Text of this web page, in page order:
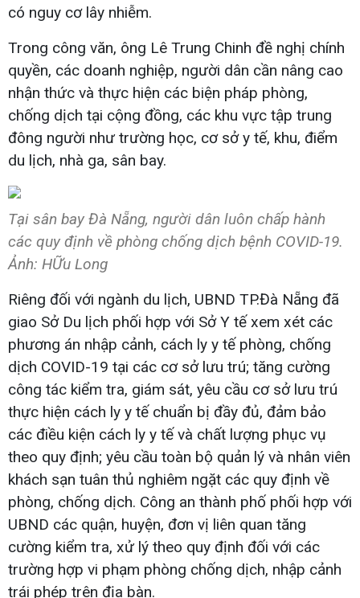
có nguy cơ lây nhiễm.
Trong công văn, ông Lê Trung Chinh đề nghị chính
quyền, các doanh nghiệp, người dân cần nâng cao
nhận thức và thực hiện các biện pháp phòng,
chống dịch tại cộng đồng, các khu vực tập trung
đông người như trường học, cơ sở y tế, khu, điểm
du lịch, nhà ga, sân bay.
Tại sân bay Đà Nẵng, người dân luôn chấp hành
các quy định về phòng chống dịch bệnh COVID-19.
Ảnh: HỮu Long
Riêng đối với ngành du lịch, UBND TP.Đà Nẵng đã
giao Sở Du lịch phối hợp với Sở Y tế xem xét các
phương án nhập cảnh, cách ly y tế phòng, chống
dịch COVID-19 tại các cơ sở lưu trú; tăng cường
công tác kiểm tra, giám sát, yêu cầu cơ sở lưu trú
thực hiện cách ly y tế chuẩn bị đầy đủ, đảm bảo
các điều kiện cách ly y tế và chất lượng phục vụ
theo quy định; yêu cầu toàn bộ quản lý và nhân viên
khách sạn tuân thủ nghiêm ngặt các quy định về
phòng, chống dịch. Công an thành phố phối hợp với
UBND các quận, huyện, đơn vị liên quan tăng
cường kiểm tra, xử lý theo quy định đối với các
trường hợp vi phạm phòng chống dịch, nhập cảnh
trái phép trên địa bàn.